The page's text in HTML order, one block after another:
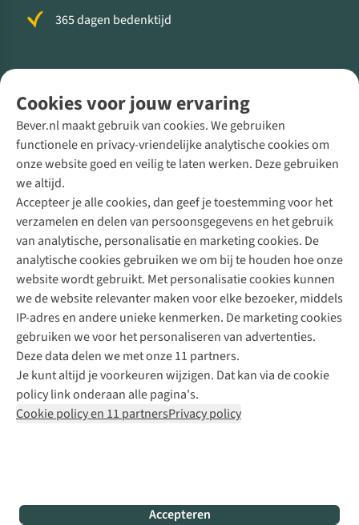
Cookies voor jouw ervaring
Bever.nl maakt gebruik van cookies. We gebruiken
functionele en privacy-vriendelijke analytische cookies om
onze website goed en veilig te laten werken. Deze gebruiken
we altijd.
Accepteer je alle cookies, dan geef je toestemming voor het
verzamelen en delen van persoonsgegevens en het gebruik
van analytische, personalisatie en marketing cookies. De
analytische cookies gebruiken we om bij te houden hoe onze
website wordt gebruikt. Met personalisatie cookies kunnen
we de website relevanter maken voor elke bezoeker, middels
IP-adres en andere unieke kenmerken. De marketing cookies
gebruiken we voor het personaliseren van advertenties.
Deze data delen we met onze 11 partners.
Je kunt altijd je voorkeuren wijzigen. Dat kan via de cookie
policy link onderaan alle pagina's.
Cookie policy en 11 partnersPrivacy policy
Accepteren
365 dagen bedenktijd
Direct advies van een Buitenexpert
+31 (0)85 888 50 88
+31 6 12 28 49 80
Contactformulier
Bever